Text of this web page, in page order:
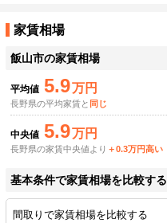
家賃相場
飯山市の家賃相場
平均値 5.9万円
長野県の平均家賃と 同じ
中央値 5.9万円
長野県の家賃中央値より ＋0.3万円高い
基本条件で家賃相場を比較する
間取りで家賃相場を比較する